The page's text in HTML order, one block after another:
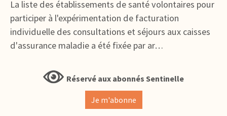
La liste des établissements de santé volontaires pour
participer à l'expérimentation de facturation
individuelle des consultations et séjours aux caisses
d'assurance maladie a été fixée par ar…
Réservé aux abonnés Sentinelle
Je m'abonne